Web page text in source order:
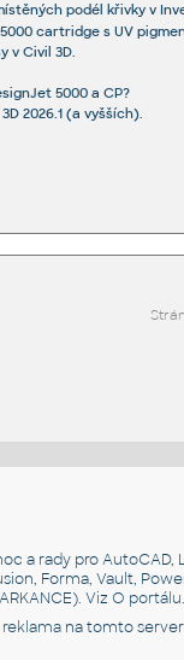
podél křivky v
cartridge s UV
v Civil 3D.
5000 a CP?
2026.1 (a vyšších).
a rady pro AutoCAD,
Forma, Vault,
VizO portálu.
na tomto